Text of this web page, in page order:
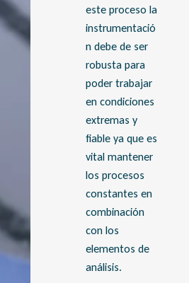
este proceso la
instrumentació
n debe de ser
robusta para
poder trabajar
en condiciones
extremas y
fiable ya que es
vital mantener
los procesos
constantes en
combinación
con los
elementos de
análisis.